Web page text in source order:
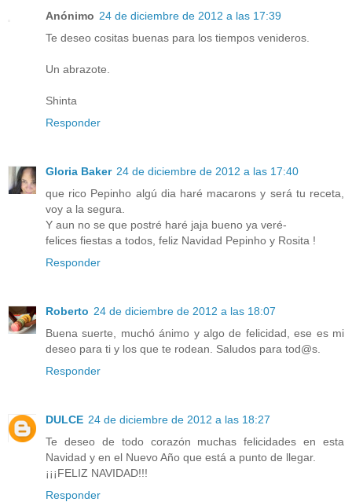
Anónimo 24 de diciembre de 2012 a las 17:39
Te deseo cositas buenas para los tiempos venideros.
Un abrazote.
Shinta
Responder
Gloria Baker 24 de diciembre de 2012 a las 17:40
que rico Pepinho algú dia haré macarons y será tu receta,
voy a la segura.
Y aun no se que postré haré jaja bueno ya veré-
felices fiestas a todos, feliz Navidad Pepinho y Rosita !
Responder
Roberto 24 de diciembre de 2012 a las 18:07
Buena suerte, muchó ánimo y algo de felicidad, ese es mi
deseo para ti y los que te rodean. Saludos para tod@s.
Responder
DULCE 24 de diciembre de 2012 a las 18:27
Te deseo de todo corazón muchas felicidades en esta
Navidad y en el Nuevo Año que está a punto de llegar.
¡¡¡FELIZ NAVIDAD!!!
Responder